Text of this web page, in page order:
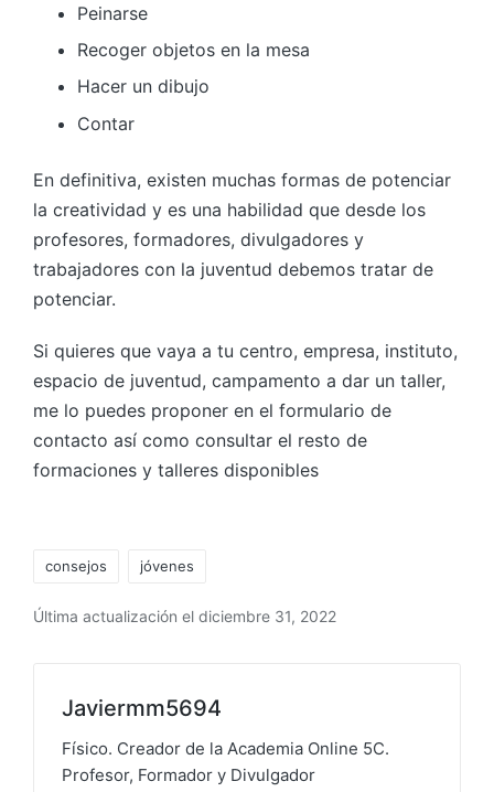
Peinarse
Recoger objetos en la mesa
Hacer un dibujo
Contar
En definitiva, existen muchas formas de potenciar
la creatividad y es una habilidad que desde los
profesores, formadores, divulgadores y
trabajadores con la juventud debemos tratar de
potenciar.
Si quieres que vaya a tu centro, empresa, instituto,
espacio de juventud, campamento a dar un taller,
me lo puedes proponer en el formulario de
contacto así como consultar el resto de
formaciones y talleres disponibles
consejos jóvenes
Última actualización el diciembre 31, 2022
Javiermm5694
Físico. Creador de la Academia Online 5C.
Profesor, Formador y Divulgador